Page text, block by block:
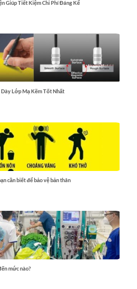
Giúp Tiết Kiệm Chi Phí Đáng Kể
Lớp Mạ Kẽm Tốt Nhất
cần biết để bảo vệ bản thân
mức nào?